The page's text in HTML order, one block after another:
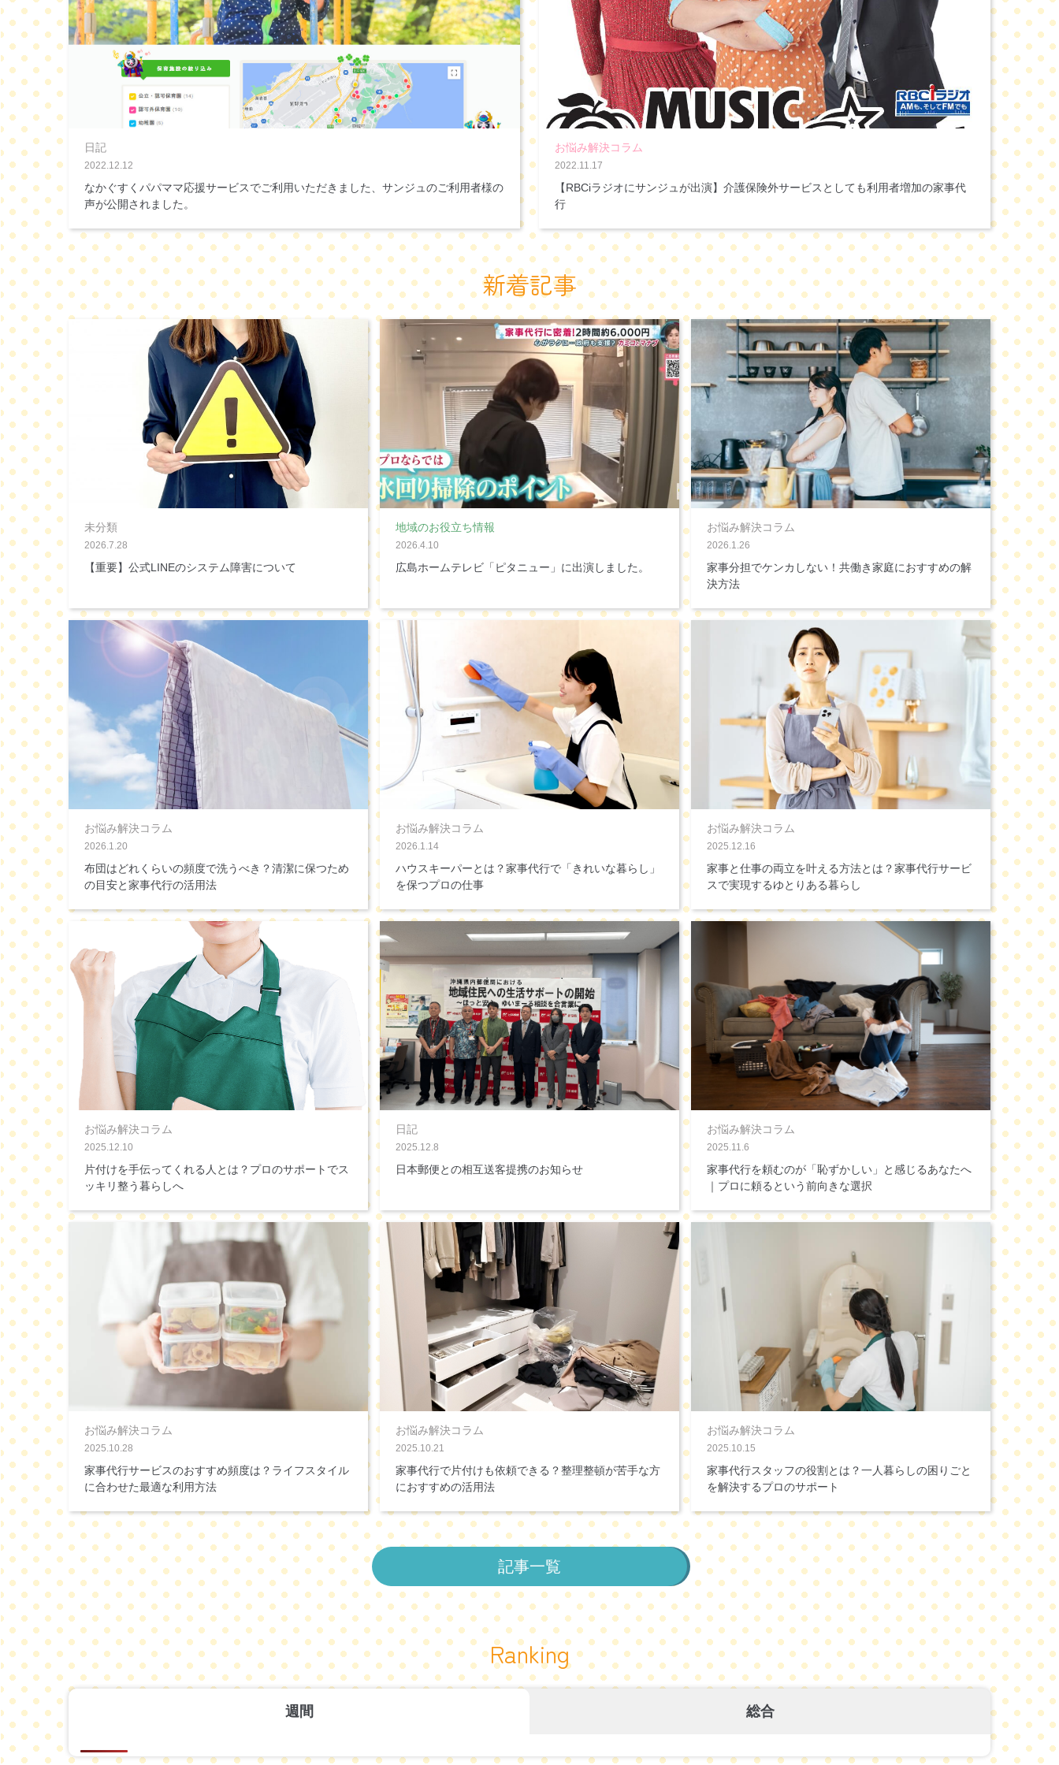
日記
2022.12.12
なかぐすくパパママ応援サービスでご利用いただきました、サンジュのご利用者様の
声が公開されました。
お悩み解決コラム
2022.11.17
【RBCiラジオにサンジュが出演】介護保険外サービスとしても利用者増加の家事代
行
新着記事
未分類
2026.7.28
【重要】公式LINEのシステム障害について
地域のお役立ち情報
2026.4.10
広島ホームテレビ「ピタニュー」に出演しました。
お悩み解決コラム
2026.1.26
家事分担でケンカしない！共働き家庭におすすめの解
決方法
お悩み解決コラム
2026.1.20
布団はどれくらいの頻度で洗うべき？清潔に保つため
の目安と家事代行の活用法
お悩み解決コラム
2026.1.14
ハウスキーパーとは？家事代行で「きれいな暮らし」
を保つプロの仕事
お悩み解決コラム
2025.12.16
家事と仕事の両立を叶える方法とは？家事代行サービ
スで実現するゆとりある暮らし
お悩み解決コラム
2025.12.10
片付けを手伝ってくれる人とは？プロのサポートでス
ッキリ整う暮らしへ
日記
2025.12.8
日本郵便との相互送客提携のお知らせ
お悩み解決コラム
2025.11.6
家事代行を頼むのが「恥ずかしい」と感じるあなたへ
｜プロに頼るという前向きな選択
お悩み解決コラム
2025.10.28
家事代行サービスのおすすめ頻度は？ライフスタイル
に合わせた最適な利用方法
お悩み解決コラム
2025.10.21
家事代行で片付けも依頼できる？整理整頓が苦手な方
におすすめの活用法
お悩み解決コラム
2025.10.15
家事代行スタッフの役割とは？一人暮らしの困りごと
を解決するプロのサポート
記事一覧
Ranking
週間 総合